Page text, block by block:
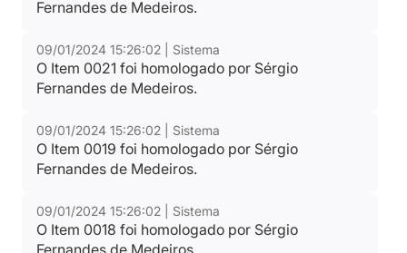
Fernandes de Medeiros.
09/01/2024 15:26:02 | Sistema
O Item 0021 foi homologado por Sérgio
Fernandes de Medeiros.
09/01/2024 15:26:02 | Sistema
O Item 0019 foi homologado por Sérgio
Fernandes de Medeiros.
09/01/2024 15:26:02 | Sistema
O Item 0018 foi homologado por Sérgio
Fernandes de Medeiros.